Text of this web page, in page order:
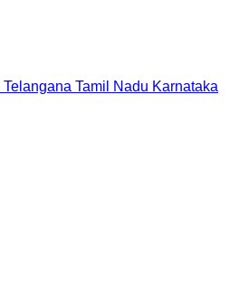
Telangana Tamil Nadu Karnataka